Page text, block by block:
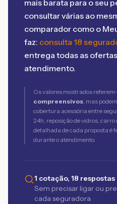
mais barata para o seu
consultar várias ao
comparador como o
faz: consulta 18
entrega todas as
atendimento.
Os valores mostrados
compreensivos, mas
cobertura acessória entre
24h, reposição de vidros,
detalhada de cada proposta é
durante o atendimento.
1 cotação, 18 respostas
Sem precisar ligar ou
cada seguradora